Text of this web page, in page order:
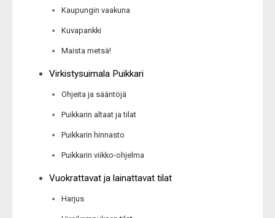
Kaupungin vaakuna
Kuvapankki
Maista metsä!
Virkistysuimala Puikkari
Ohjeita ja sääntöjä
Puikkarin altaat ja tilat
Puikkarin hinnasto
Puikkarin viikko-ohjelma
Vuokrattavat ja lainattavat tilat
Harjus